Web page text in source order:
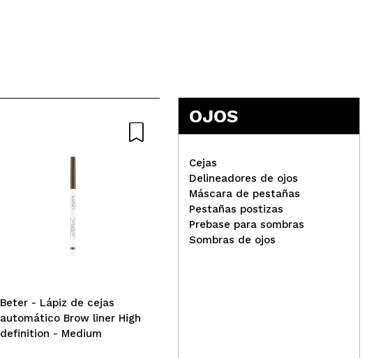
Beter - Lápiz de cejas
automático Brow liner High
definition - Medium
Beter - Lápiz de cejas
automático Brow liner High
OJOS
Cejas
Delineadores de ojos
Máscara de pestañas
Pestañas postizas
Prebase para sombras
Sombras de ojos